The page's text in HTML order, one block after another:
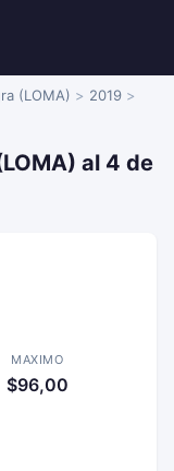
(LOMA)
2019
al 4 de
MAXIMO
$96,00